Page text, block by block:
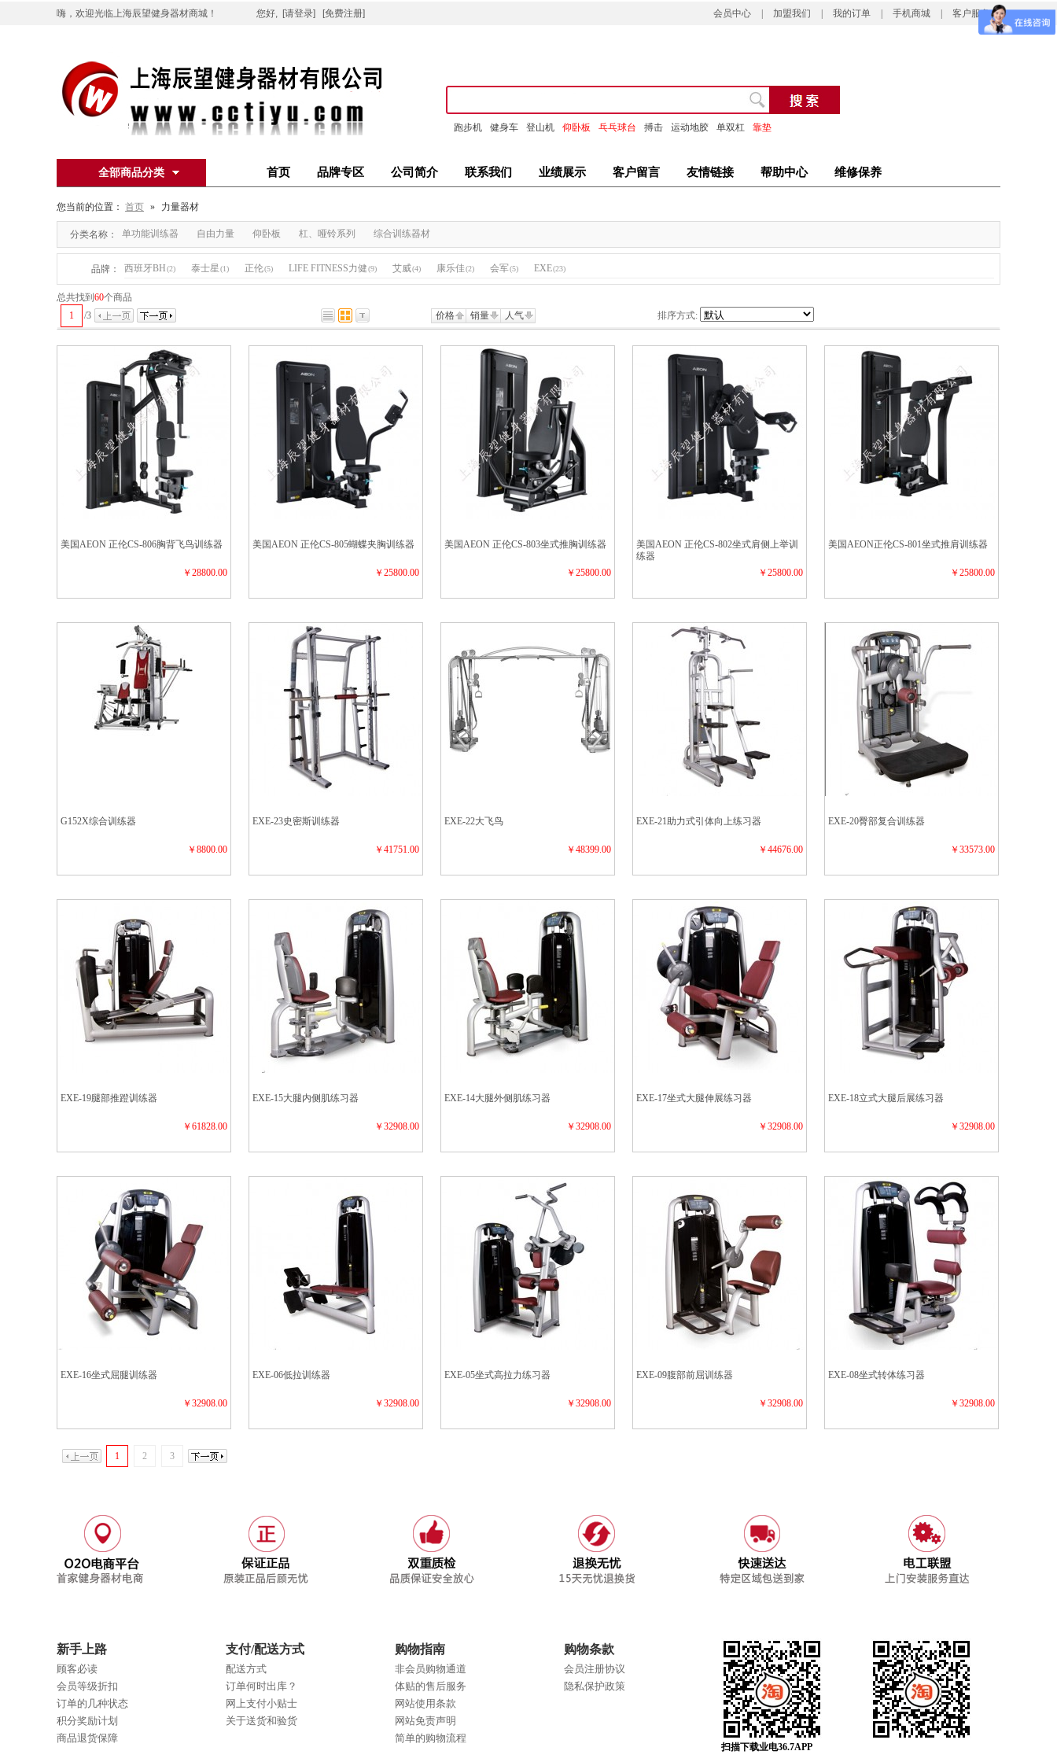
嗨，欢迎光临上海辰望健身器材商城！ 您好, [请登录] [免费注册] 会员中心 加盟我们 我的订单 手机商城 客户服务
跑步机 健身车 登山机 仰卧板 乓乓球台 搏击 运动地胶 单双杠 靠垫
全部商品分类 首页 品牌专区 公司简介 联系我们 业绩展示 客户留言 友情链接 帮助中心 维修保养
您当前的位置： 首页 » 力量器材
分类名称： 单功能训练器 自由力量 仰卧板 杠、哑铃系列 综合训练器材
品牌： 西班牙BH(2) 泰士星(1) 正伦(5) LIFE FITNESS力健(9) 艾威(4) 康乐佳(2) 会军(5) EXE(23)
总共找到 60个商品
1
/3 价格 销量 人气 排序方式:
美国AEON 正伦CS-806胸背飞鸟训练器
￥28800.00
美国AEON 正伦CS-805蝴蝶夹胸训练器
￥25800.00
美国AEON 正伦CS-803坐式推胸训练器
￥25800.00
美国AEON 正伦CS-802坐式肩侧上举训
练器
￥25800.00
美国AEON正伦CS-801坐式推肩训练器
￥25800.00
G152X综合训练器
￥8800.00
EXE-23史密斯训练器
￥41751.00
EXE-22大飞鸟
￥48399.00
EXE-21助力式引体向上练习器
￥44676.00
EXE-20臀部复合训练器
￥33573.00
EXE-19腿部推蹬训练器
￥61828.00
EXE-15大腿内侧肌练习器
￥32908.00
EXE-14大腿外侧肌练习器
￥32908.00
EXE-17坐式大腿伸展练习器
￥32908.00
EXE-18立式大腿后展练习器
￥32908.00
EXE-16坐式屈腿训练器
￥32908.00
EXE-06低拉训练器
￥32908.00
EXE-05坐式高拉力练习器
￥32908.00
EXE-09腹部前屈训练器
￥32908.00
EXE-08坐式转体练习器
￥32908.00
1 2 3
新手上路
顾客必读
会员等级折扣
订单的几种状态
积分奖励计划
商品退货保障
支付/配送方式
配送方式
订单何时出库？
网上支付小贴士
关于送货和验货
购物指南
非会员购物通道
体贴的售后服务
网站使用条款
网站免责声明
简单的购物流程
购物条款
会员注册协议
隐私保护政策
扫描下载业电36.7APP